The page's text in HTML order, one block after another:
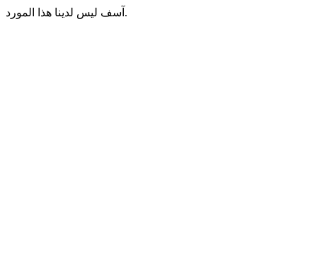
آسف ليس لدينا هذا المورد.